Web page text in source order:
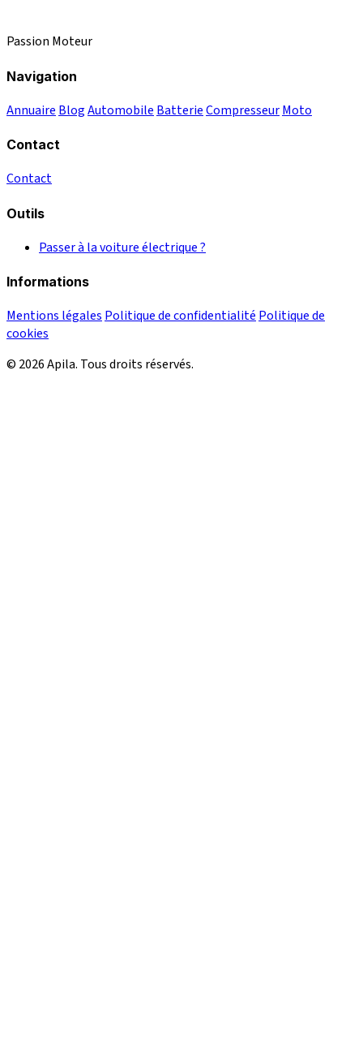
Passion Moteur
Navigation
Annuaire BlogAutomobile BatterieCompresseurMoto
Contact
Contact
Outils
Passer à la voiture électrique ?
Informations
Mentions légalesPolitique de confidentialitéPolitique de
cookies
© 2026 Apila. Tous droits réservés.